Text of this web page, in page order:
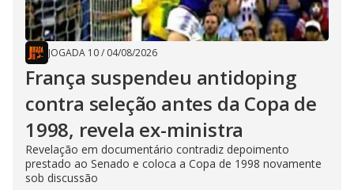
JOGADA 10/ 04/08/2026
França suspendeu antidoping
contra seleção antes da Copa de
1998, revela ex-ministra
Revelação em documentário contradiz depoimento
prestado ao Senado e coloca a Copa de 1998 novamente
sob discussão